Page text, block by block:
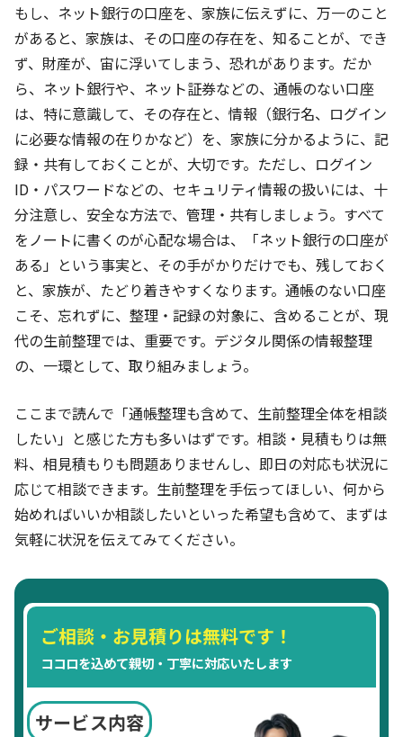
もし、ネット銀行の口座を、家族に伝えずに、万一のこと
があると、家族は、その口座の存在を、知ることが、でき
ず、財産が、宙に浮いてしまう、恐れがあります。だか
ら、ネット銀行や、ネット証券などの、通帳のない口座
は、特に意識して、その存在と、情報（銀行名、ログイン
に必要な情報の在りかなど）を、家族に分かるように、記
録・共有しておくことが、大切です。ただし、ログイン
ID・パスワードなどの、セキュリティ情報の扱いには、十
分注意し、安全な方法で、管理・共有しましょう。すべて
をノートに書くのが心配な場合は、「ネット銀行の口座が
ある」という事実と、その手がかりだけでも、残しておく
と、家族が、たどり着きやすくなります。通帳のない口座
こそ、忘れずに、整理・記録の対象に、含めることが、現
代の生前整理では、重要です。デジタル関係の情報整理
の、一環として、取り組みましょう。
ここまで読んで「通帳整理も含めて、生前整理全体を相談
したい」と感じた方も多いはずです。相談・見積もりは無
料、相見積もりも問題ありませんし、即日の対応も状況に
応じて相談できます。生前整理を手伝ってほしい、何から
始めればいいか相談したいといった希望も含めて、まずは
気軽に状況を伝えてみてください。
ご相談・お見積りは無料です！
ココロを込めて親切・丁寧に対応いたします
サービス内容